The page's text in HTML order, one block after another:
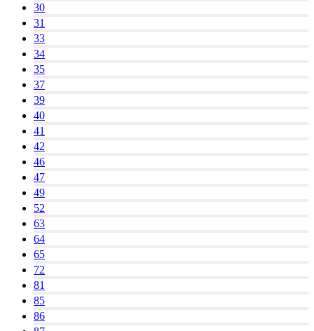
30
31
33
34
35
37
39
40
41
42
46
47
49
52
63
64
65
72
81
85
86